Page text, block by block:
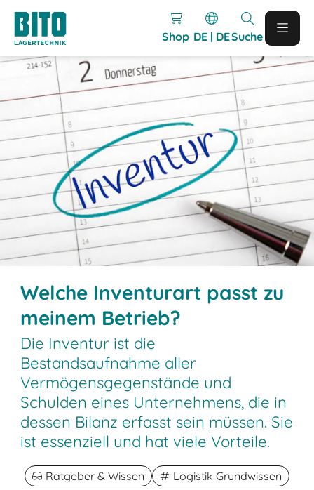
Shop DE | DESuche
Welche Inventurart passt zu
meinem Betrieb?
Die Inventur ist die
Bestandsaufnahme aller
Vermögensgegenstände und
Schulden eines Unternehmens, die in
dessen Bilanz erfasst sein müssen. Sie
ist essenziell und hat viele Vorteile.
Ratgeber & Wissen Logistik Grundwissen